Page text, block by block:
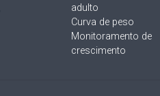
adulto
Curva de peso
Monitoramento de
crescimento